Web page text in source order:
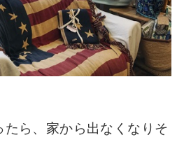
たら、家から出なくなりそ